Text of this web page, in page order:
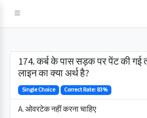
174. कर्ब के पास सड़क पर पेंट की गई
लाइन का क्या अर्थ है?
Single Choice Correct Rate: 83%
A. ओवरटेक नहीं करना चाहिए